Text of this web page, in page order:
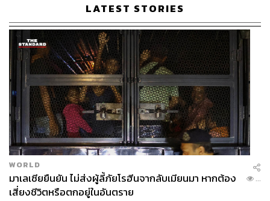
LATEST STORIES
WORLD
มาเลเซียยืนยัน ไม่ส่งผู้ลี้ภัยโรฮีนจากลับเมียนมา หากต้อง
เสี่ยงชีวิตหรือตกอยู่ในอันตราย
...